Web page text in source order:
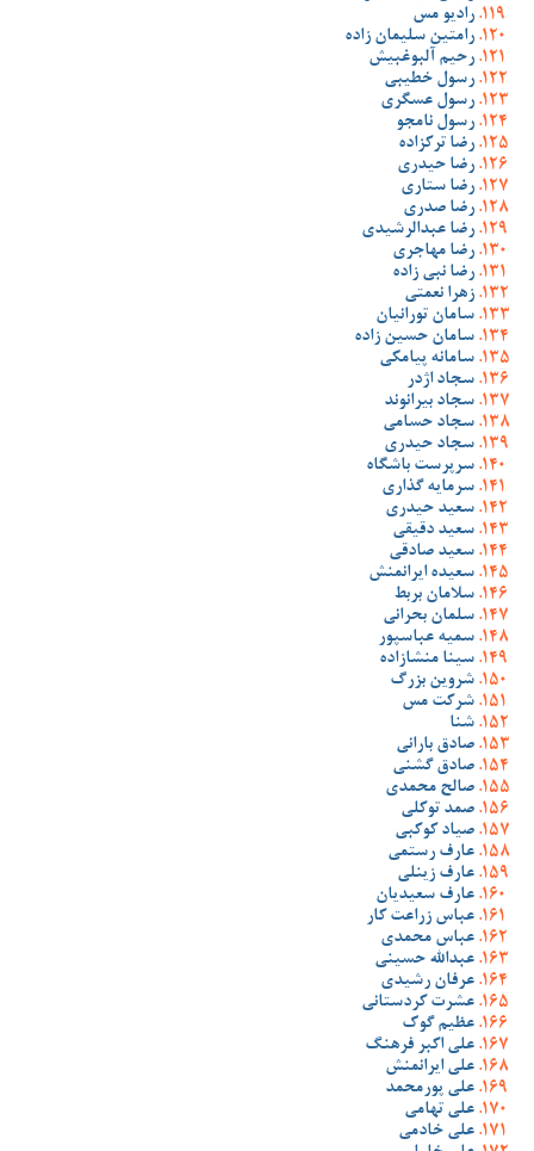
رادیو مس
رامتین سلیمان زاده
رحیم آلبوغبیش
رسول خطیبی
رسول عسگری
رسول نامجو
رضا ترکزاده
رضا حیدری
رضا ستاری
رضا صدری
رضا عبدالرشیدی
رضا مهاجری
رضا نبی زاده
زهرا نعمتی
سامان تورانیان
سامان حسین زاده
سامانه پیامکی
سجاد اژدر
سجاد بیرانوند
سجاد حسامی
سجاد حیدری
سرپرست باشگاه
سرمایه گذاری
سعید حیدری
سعید دقیقی
سعید صادقی
سعیده ایرانمنش
سلامان بربط
سلمان بحرانی
سمیه عباسپور
سینا منشازاده
شروین بزرگ
شرکت مس
شنا
صادق بارانی
صادق گشنی
صالح محمدی
صمد توکلی
صیاد کوکبی
عارف رستمی
عارف زینلی
عارف سعیدیان
عباس زراعت کار
عباس محمدی
عبدالله حسینی
عرفان رشیدی
عشرت کردستانی
عظیم گوک
علی اکبر فرهنگ
علی ایرانمنش
علی پورمحمد
علی تهامی
علی خادمی